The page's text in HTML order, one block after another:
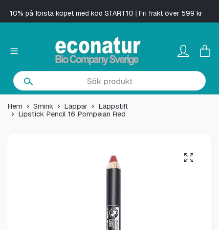
10% på första köpet med kod START10 | Fri frakt över 599 kr
Hem Smink Läppar
Läppstift
Lipstick Pencil 16 Pompeian Red